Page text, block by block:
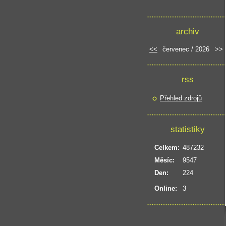
archiv
<< červenec / 2026 >>
rss
Přehled zdrojů
statistiky
Online: 3
Celkem: 487232
Měsíc:
9547
Den:
224